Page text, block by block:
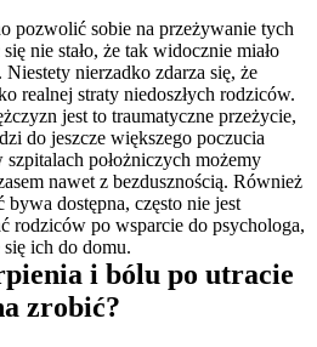
pozwolić sobie na przeżywanie tych
nie stało, że tak widocznie miało
nierzadko zdarza się, że
realnej straty niedoszłych rodziców.
jest to traumatyczne przeżycie,
do jeszcze większego poczucia
położniczych możemy
nawet z bezdusznością. Również
dostępna, często nie jest
rodziców po wsparcie do psychologa,
ich do domu.
i bólu po utracie
zrobić?